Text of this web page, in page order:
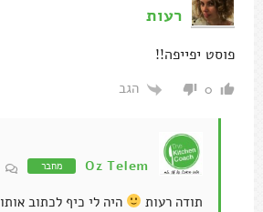
רעות
פוסט יפייפה!!
0 הגב
Oz Telem מחבר
תודה רעות היה לי כיף לכתוב אותו